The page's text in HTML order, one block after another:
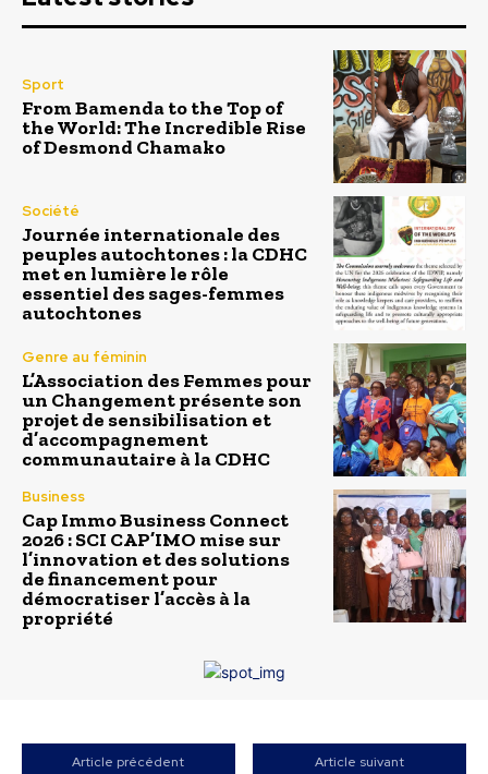
Sport
From Bamenda to the Top of
the World: The Incredible Rise
of Desmond Chamako
Société
Journée internationale des
peuples autochtones : la CDHC
met en lumière le rôle
essentiel des sages-femmes
autochtones
Genre au féminin
L’Association des Femmes pour
un Changement présente son
projet de sensibilisation et
d’accompagnement
communautaire à la CDHC
Business
Cap Immo Business Connect
2026 : SCI CAP’IMO mise sur
l’innovation et des solutions
de financement pour
démocratiser l’accès à la
propriété
Article précédent Article suivant